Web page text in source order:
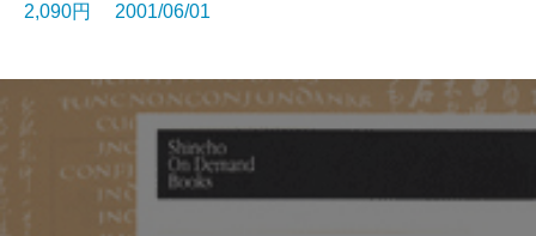
2,090円 2001/06/01